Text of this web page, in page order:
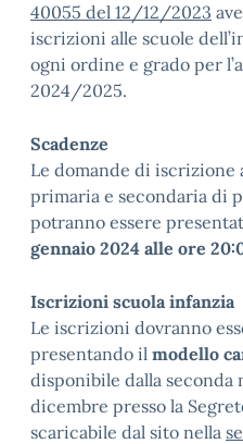
40055 del 12/12/2023
iscrizioni alle scuole
ogni ordine e grado per
2024/2025.
Scadenze
Le domande di iscrizione
primaria e secondaria di
potranno essere
gennaio 2024 alle ore
Iscrizioni scuola infanzia
Le iscrizioni dovranno
presentando il modello
disponibile dalla seconda
dicembre presso la
scaricabile dal sito nella